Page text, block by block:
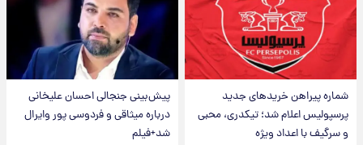
شماره پیراهن خریدهای جدید
پرسپولیس اعلام شد؛ تیکدری، محبی
و سرگیف با اعداد ویژه
پیش‌بینی جنجالی احسان علیخانی
درباره میثاقی و فردوسی پور وایرال
شد+فیلم